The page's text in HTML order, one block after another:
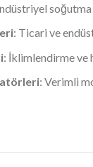
soğutma
: Ticari ve
: İklimlendirme ve
: Verimli